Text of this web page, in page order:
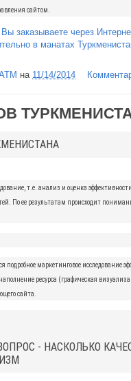
сайтом.
заказываете через
в манатах
на 11/14/2014
т.е. анализ и оценка
По ее результатам происходит
подробное маркетинговое исследование
ресурса (графическая
сайта.
- НАСКОЛЬКО